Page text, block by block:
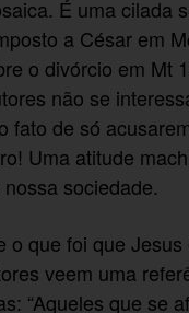
É uma cilada
a César em
o divórcio em Mt
não se
fato de só
Uma atitude
sociedade.
o que foi que
veem uma
“Aqueles que se